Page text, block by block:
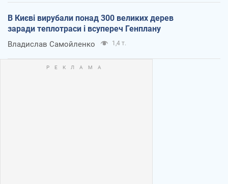
В Києві вирубали понад 300 великих дерев
заради теплотраси і всупереч Генплану
Владислав Самойленко 1,4 т.